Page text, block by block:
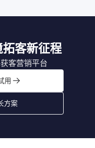
客新征程
客营销平台
用
方案